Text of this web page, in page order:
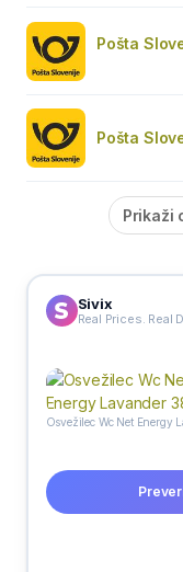
Pošta
Pošta
Prikaži
Sivix
Real Prices. Real